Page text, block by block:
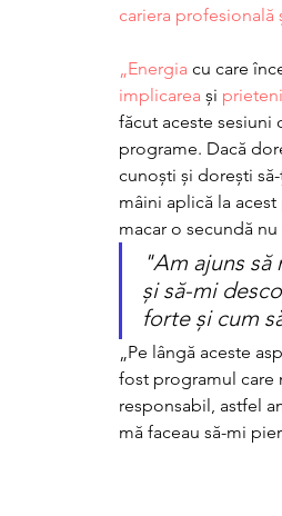
cariera profesională
„Energia cu care
implicarea și
făcut aceste sesiuni
programe. Dacă
cunoști și dorești
mâini aplică la
macar o secundă
"Am ajuns să
și să-mi
forte și cum
„Pe lângă aceste
fost programul care
responsabil, astfel
mă faceau să-mi